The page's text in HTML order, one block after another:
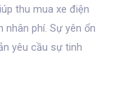
thu mua xe điện
phí. Sự yên ổn
yêu cầu sự tinh